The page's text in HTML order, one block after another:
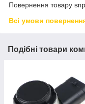
Повернення товару
Всі умови
Подібні товари